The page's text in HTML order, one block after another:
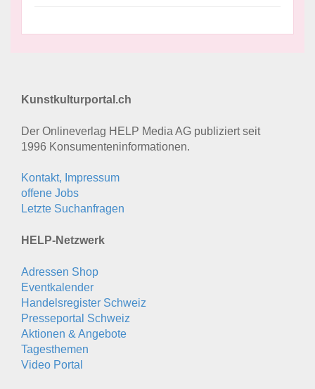
Kunstkulturportal.ch
Der Onlineverlag HELP Media AG publiziert seit
1996 Konsumenten­informationen.
Kontakt, Impressum
offene Jobs
Letzte Suchanfragen
HELP-Netzwerk
Adressen Shop
Eventkalender
Handelsregister Schweiz
Presseportal Schweiz
Aktionen & Angebote
Tagesthemen
Video Portal